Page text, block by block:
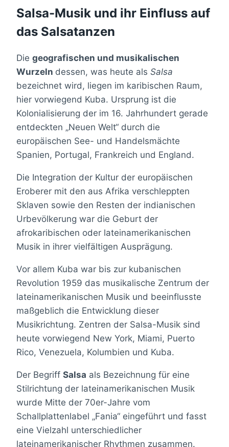
Salsa-Musik und ihr Einfluss auf
das Salsatanzen
Die geografischen und musikalischen
Wurzeln dessen, was heute als Salsa
bezeichnet wird, liegen im karibischen Raum,
hier vorwiegend Kuba. Ursprung ist die
Kolonialisierung der im 16. Jahrhundert gerade
entdeckten „Neuen Welt“ durch die
europäischen See- und Handelsmächte
Spanien, Portugal, Frankreich und England.
Die Integration der Kultur der europäischen
Eroberer mit den aus Afrika verschleppten
Sklaven sowie den Resten der indianischen
Urbevölkerung war die Geburt der
afrokaribischen oder lateinamerikanischen
Musik in ihrer vielfältigen Ausprägung.
Vor allem Kuba war bis zur kubanischen
Revolution 1959 das musikalische Zentrum der
lateinamerikanischen Musik und beeinflusste
maßgeblich die Entwicklung dieser
Musikrichtung. Zentren der Salsa-Musik sind
heute vorwiegend New York, Miami, Puerto
Rico, Venezuela, Kolumbien und Kuba.
Der Begriff Salsa als Bezeichnung für eine
Stilrichtung der lateinamerikanischen Musik
wurde Mitte der 70er-Jahre vom
Schallplattenlabel „Fania“ eingeführt und fasst
eine Vielzahl unterschiedlicher
lateinamerikanischer Rhythmen zusammen.